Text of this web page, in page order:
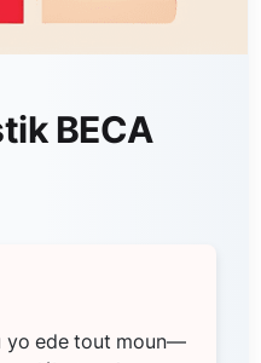
BECA
yo ede tout moun—